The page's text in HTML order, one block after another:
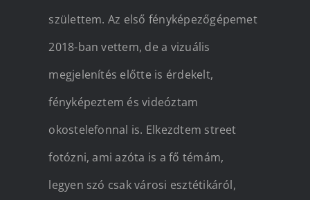
születtem. Az első fényképezőgépemet
2018-ban vettem, de a vizuális
megjelenítés előtte is érdekelt,
fényképeztem és videóztam
okostelefonnal is. Elkezdtem street
fotózni, ami azóta is a fő témám,
legyen szó csak városi esztétikáról,